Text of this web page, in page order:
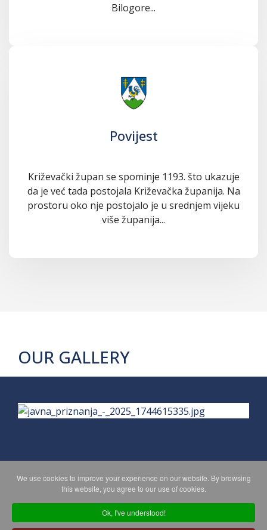
Bilogore...
Povijest
Križevački župan se spominje 1193. što ukazuje
da je već tada postojala Križevačka županija. Na
prostoru oko nje postojalo je u srednjem vijeku
više županija...
OUR GALLERY
PRIVACY POLICY MAPA WEBA
We use cookies to improve your experience on our website. By browsing
this website, you agree to our use of cookies.
Ok, I've understood!